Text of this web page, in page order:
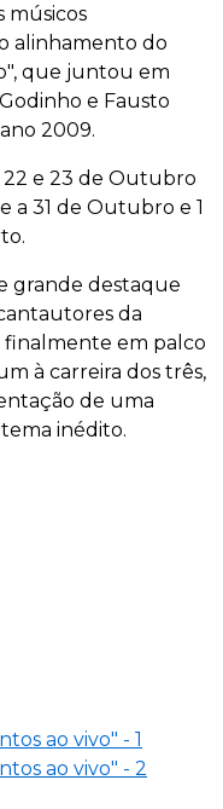
músicos
alinhamento do
que juntou em
e Fausto
2009.
22 e 23 de Outubro
a 31 de Outubro e 1
grande destaque
da
em palco
à carreira dos três,
de uma
inédito.
ao vivo" - 1
ao vivo" - 2